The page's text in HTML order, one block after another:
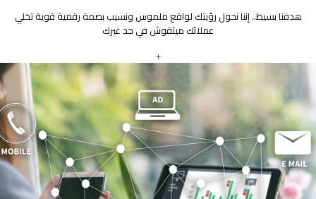
هدفنا بسيط.. إننا نحول رؤيتك لواقع ملموس ونسيب بصمة رقمية قوية تخلي
عملائك ميثقوش في حد غيرك
+